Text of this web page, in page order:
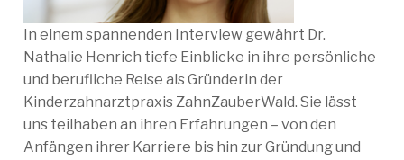
In einem spannenden Interview gewährt Dr.
Nathalie Henrich tiefe Einblicke in ihre persönliche
und berufliche Reise als Gründerin der
Kinderzahnarztpraxis ZahnZauberWald. Sie lässt
uns teilhaben an ihren Erfahrungen – von den
Anfängen ihrer Karriere bis hin zur Gründung und